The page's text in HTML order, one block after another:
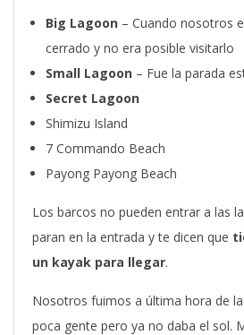
Big Lagoon – Cuando nosotros
cerrado y no era posible visitarlo
Small Lagoon – Fue la parada
Secret Lagoon
Shimizu Island
7 Commando Beach
Payong Payong Beach
Los barcos no pueden entrar a las
paran en la entrada y te dicen que
un kayak para llegar.
Nosotros fuimos a última hora de
poca gente pero ya no daba el sol.